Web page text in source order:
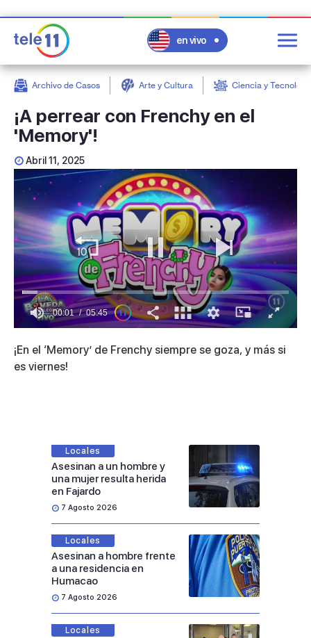
en vivo
Archivo de Casos Arte y Cultura Ciencia y
¡A perrear con Frenchy en el
'Memory'!
Abril 11, 2025
of
5
minutes,
00:01 05:45
¡En el ‘Memory’ de Frenchy siempre se goza, y más si
es viernes!
Locales
Asesinan a un hombre y
una mujer resulta herida
en Fajardo
7 Agosto 2026
Locales
Asesinan a hombre frente
a una residencia en
Humacao
7 Agosto 2026
Locales
post